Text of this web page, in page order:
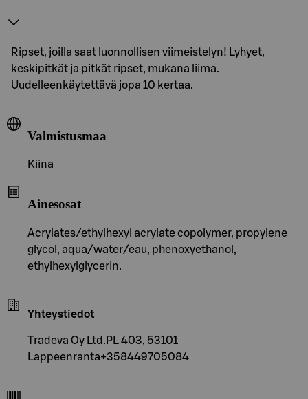
Ripset, joilla saat luonnollisen viimeistelyn! Lyhyet,
keskipitkät ja pitkät ripset, mukana liima.
Uudelleenkäytettävä jopa 10 kertaa.
Valmistusmaa
Kiina
Ainesosat
Acrylates/ethylhexyl acrylate copolymer, propylene
glycol, aqua/water/eau, phenoxyethanol,
ethylhexylglycerin.
Yhteystiedot
Tradeva Oy Ltd.PL 403, 53101
Lappeenranta+358449705084